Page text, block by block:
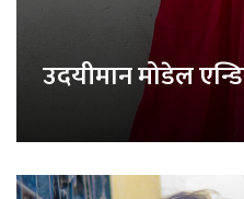
उदयीमान मोडेल